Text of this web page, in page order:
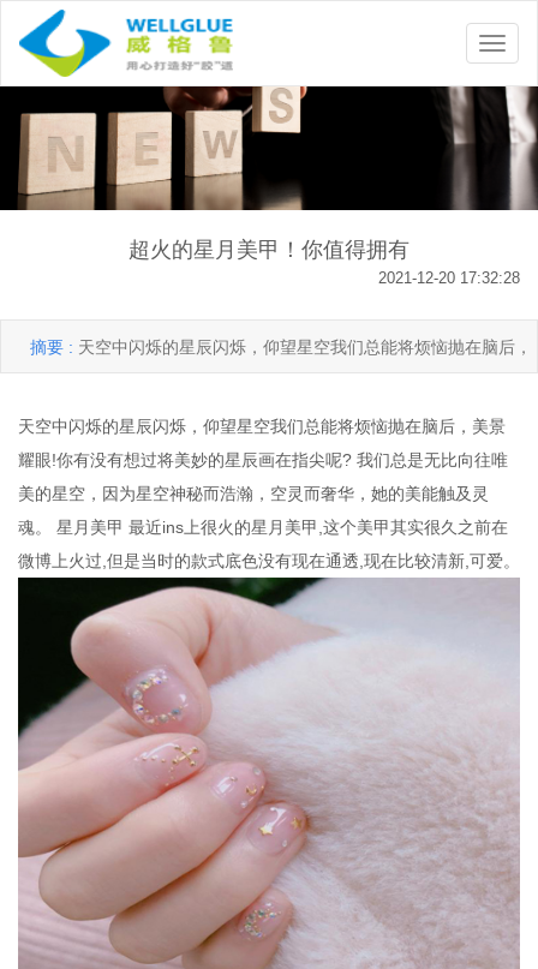
超火的星月美甲！你值得拥有
2021-12-20 17:32:28
摘要 : 天空中闪烁的星辰闪烁，仰望星空我们总能将烦恼抛在脑后，
唯美的星空，因为星空神秘而浩瀚，空灵而奢华…
天空中闪烁的星辰闪烁，仰望星空我们总能将烦恼抛在脑后，美景
耀眼!你有没有想过将美妙的星辰画在指尖呢? 我们总是无比向往唯
美的星空，因为星空神秘而浩瀚，空灵而奢华，她的美能触及灵
魂。 星月美甲 最近ins上很火的星月美甲,这个美甲其实很久之前在
微博上火过,但是当时的款式底色没有现在通透,现在比较清新,可爱。